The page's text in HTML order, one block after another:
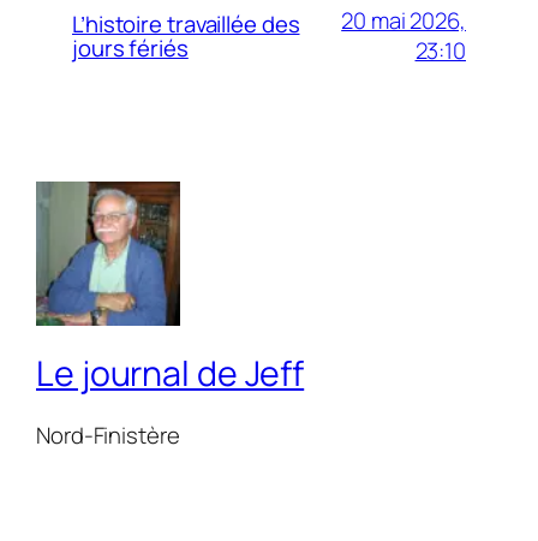
L’histoire travaillée des
jours fériés
20 mai 2026,
23:10
Le journal de Jeff
Nord-Finistère